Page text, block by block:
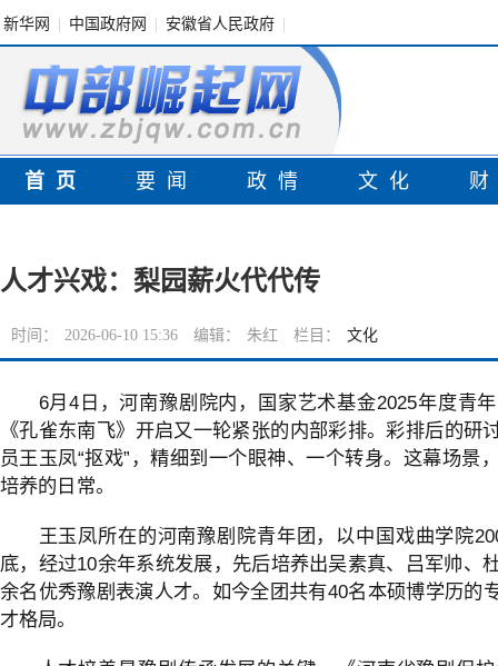
新华网 中国政府网 安徽省人民政府
首页 要闻 政情 文化
人才兴戏：梨园薪火代代传
时间： 2026-06-10 15:36 编辑： 朱红 栏目： 文化
6月4日，河南豫剧院内，国家艺术基金2025年度青
《孔雀东南飞》开启又一轮紧张的内部彩排。彩排后的研
员王玉凤“抠戏”，精细到一个眼神、一个转身。这幕场景
培养的日常。
王玉凤所在的河南豫剧院青年团，以中国戏曲学院
底，经过10余年系统发展，先后培养出吴素真、吕军帅、
余名优秀豫剧表演人才。如今全团共有40名本硕博学历的
才格局。